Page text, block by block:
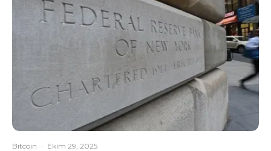
Bitcoin · Ekim 29, 2025